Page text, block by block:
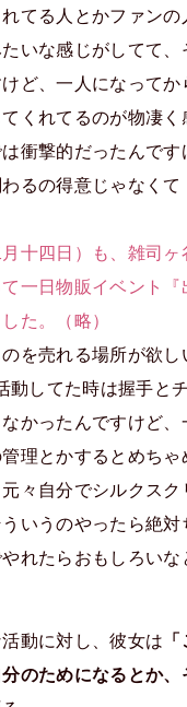
てる人とかファン
いな感じがしてて、
ど、一人になってか
くれてるのが物凄く
衝撃的だったんで
るの得意じゃなくて
十四日）も、雑司ヶ
一日物販イベント
た。（略）
のを売れる場所が欲
動してた時は握手と
かったんですけど、
理とかするとめちゃ
々自分でシルクス
いうのやったら絶
れたらおもしろいな
動に対し、彼女は
のためになるとか